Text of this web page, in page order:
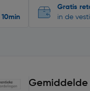
10min
Gratis
in de